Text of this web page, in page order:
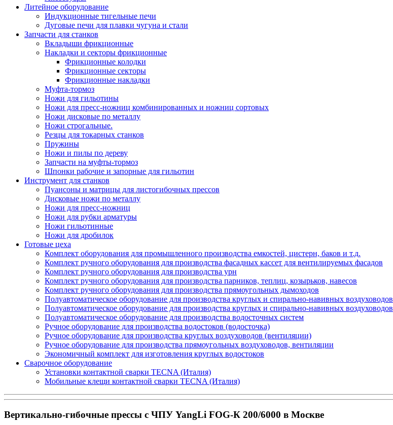
Литейное оборудование
Индукционные тигельные печи
Дуговые печи для плавки чугуна и стали
Запчасти для станков
Вкладыши фрикционные
Накладки и секторы фрикционные
Фрикционные колодки
Фрикционные секторы
Фрикционные накладки
Муфта-тормоз
Ножи для гильотины
Ножи для пресс-ножниц комбинированных и ножниц сортовых
Ножи дисковые по металлу
Ножи строгальные.
Резцы для токарных станков
Пружины
Ножи и пилы по дереву
Запчасти на муфты-тормоз
Шпонки рабочие и запорные для гильотин
Инструмент для станков
Пуансоны и матрицы для листогибочных прессов
Дисковые ножи по металлу
Ножи для пресс-ножниц
Ножи для рубки арматуры
Ножи гильотинные
Ножи для дробилок
Готовые цеха
Комплект оборудования для промышленного производства емкостей, цистерн, баков и т.д.
Комплект ручного оборудования для производства фасадных кассет для вентилируемых фасадов
Комплект ручного оборудования для производства урн
Комплект ручного оборудования для производства парников, теплиц, козырьков, навесов
Комплект ручного оборудования для производства прямоугольных дымоходов
Полуавтоматическое оборудование для производства круглых и спирально-навивных воздуховодов
Полуавтоматическое оборудование для производства круглых и спирально-навивных воздуховодов
Полуавтоматическое оборудование для производства водосточных систем
Ручное оборудование для производства водостоков (водосточка)
Ручное оборудование для производства круглых воздуховодов (вентиляции)
Ручное оборудование для производства прямоугольных воздуховодов, вентиляции
Экономичный комплект для изготовления круглых водостоков
Сварочное оборудование
Установки контактной сварки TECNA (Италия)
Мобильные клещи контактной сварки TECNA (Италия)
Вертикально-гибочные прессы с ЧПУ YangLi FOG-К 200/6000 в Москве